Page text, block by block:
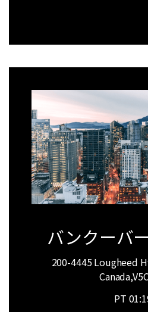
バンクーバ
200-4445 Lougheed
PT